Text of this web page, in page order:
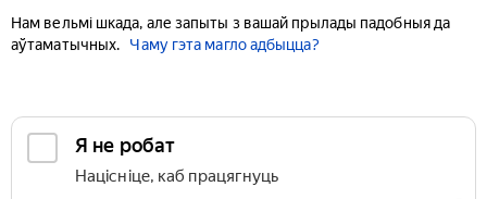
Нам вельмі шкада, але запыты з вашай прылады падобныя да
аўтаматычных.
Чаму гэта магло адбыцца?
Я не робат
Націсніце, каб працягнуць